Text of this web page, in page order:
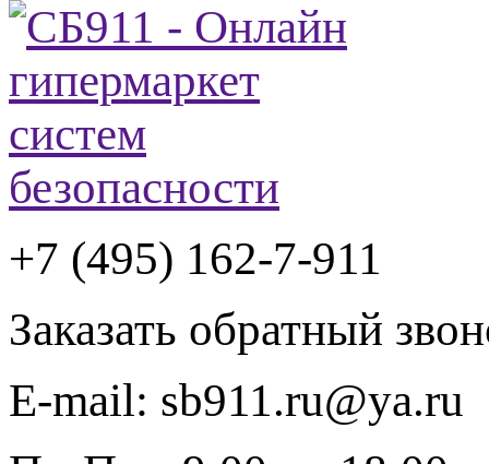
+7 (495) 162-7-911
Заказать обратный
E-mail: sb911.ru@ya.ru